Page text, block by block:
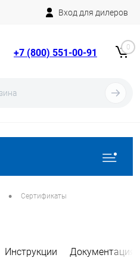
Вход для дилеров
+7 (800) 551-00-91 0
• Сертификаты
Инструкции Документация